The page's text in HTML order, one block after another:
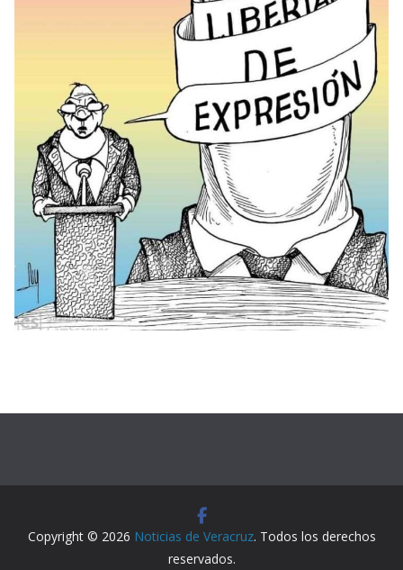
Copyright © 2026 Noticias de Veracruz. Todos los derechos
reservados.